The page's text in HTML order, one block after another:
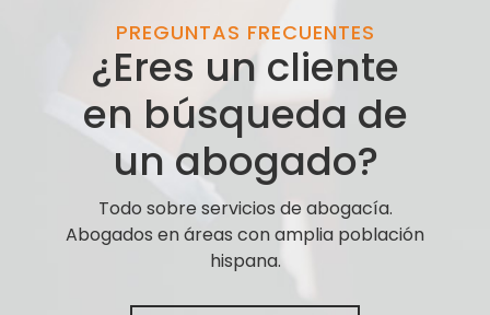
PREGUNTAS FRECUENTES
¿Eres un cliente
en búsqueda de
un abogado?
Todo sobre servicios de abogacía.
Abogados en áreas con amplia población
hispana.